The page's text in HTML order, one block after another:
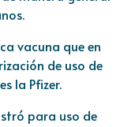
vacuna que en
de uso de
la Pfizer.
para uso de